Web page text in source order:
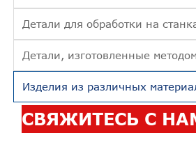
Детали для обработки на
Изделия из различных
СВЯЖИТЕСЬ С